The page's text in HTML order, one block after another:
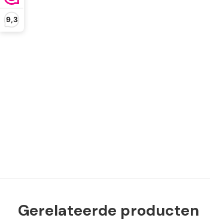
9,3
Gerelateerde producten